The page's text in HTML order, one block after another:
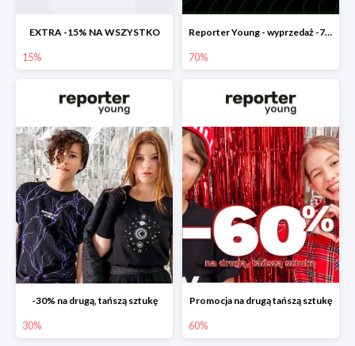
EXTRA -15% NA WSZYSTKO
15%
Reporter Young - wyprzedaż -70%
70%
-30% na drugą, tańszą sztukę
30%
Promocja na drugą tańszą sztukę
60%